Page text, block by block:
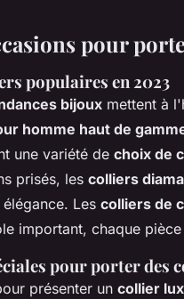
pour
populaires en 2023
bijoux mettent à
homme haut de
une variété de choix de
prisés, les colliers
Les colliers de
important, chaque
pour porter des
présenter un collier